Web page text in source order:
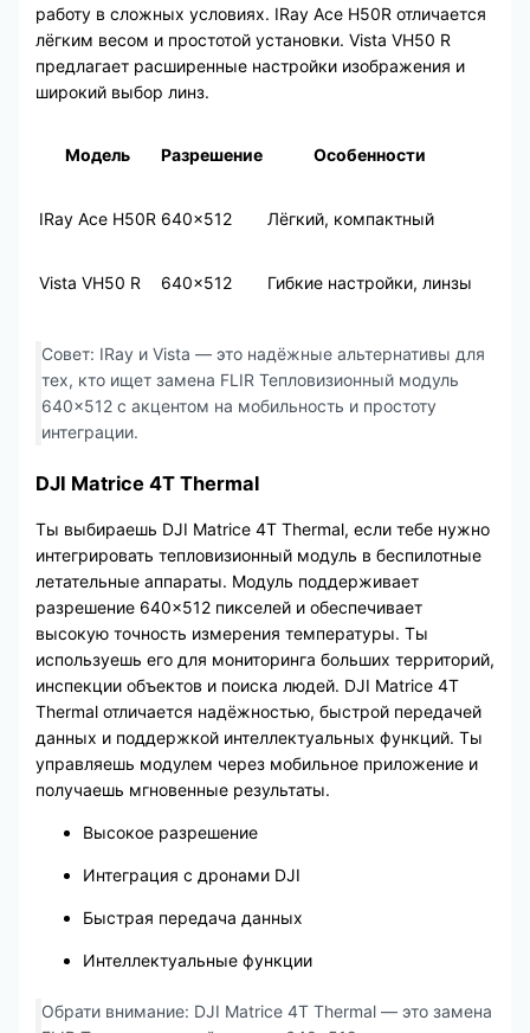
работу в сложных условиях. IRay Ace H50R отличается
лёгким весом и простотой установки. Vista VH50 R
предлагает расширенные настройки изображения и
широкий выбор линз.
Модель Разрешение Особенности
IRay Ace H50R 640×512 Лёгкий, компактный
Vista VH50 R 640×512 Гибкие настройки, линзы
Совет: IRay и Vista — это надёжные альтернативы для
тех, кто ищет замена FLIR Тепловизионный модуль
640×512 с акцентом на мобильность и простоту
интеграции.
DJI Matrice 4T Thermal
Ты выбираешь DJI Matrice 4T Thermal, если тебе нужно
интегрировать тепловизионный модуль в беспилотные
летательные аппараты. Модуль поддерживает
разрешение 640×512 пикселей и обеспечивает
высокую точность измерения температуры. Ты
используешь его для мониторинга больших территорий,
инспекции объектов и поиска людей. DJI Matrice 4T
Thermal отличается надёжностью, быстрой передачей
данных и поддержкой интеллектуальных функций. Ты
управляешь модулем через мобильное приложение и
получаешь мгновенные результаты.
Высокое разрешение
Интеграция с дронами DJI
Быстрая передача данных
Интеллектуальные функции
Обрати внимание: DJI Matrice 4T Thermal — это замена